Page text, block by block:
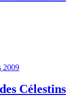
Célestins